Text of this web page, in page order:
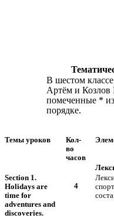
В шестом
Артём и Козлов
помеченные *
порядке.
Темы уроков
Кол-
во
часов
Section 1.
Holidays are
time for
adventures and
discoveries.
4